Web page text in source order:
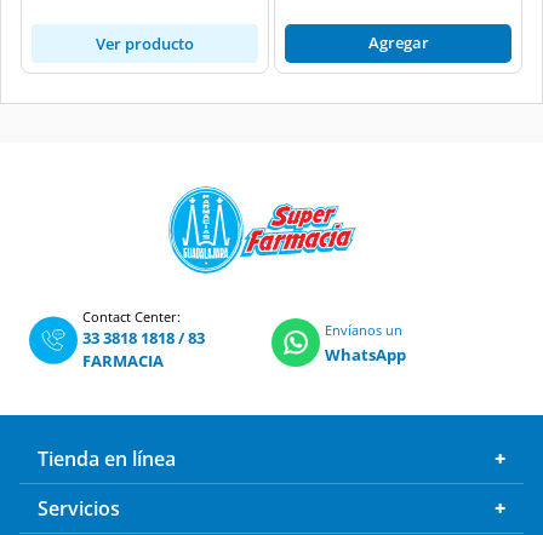
Ver producto Agregar
Contact Center:
33 3818 1818/83
FARMACIA
Envíanos un
WhatsApp
Tienda en línea
Servicios